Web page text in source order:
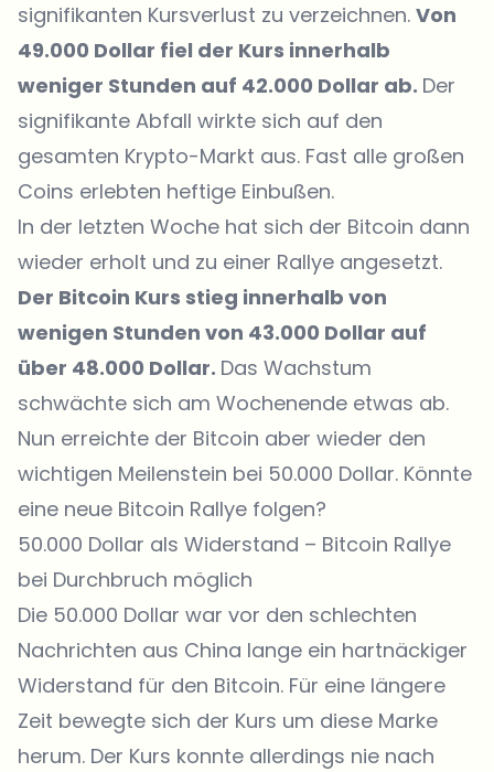
signifikanten Kursverlust zu verzeichnen. Von
49.000 Dollar fiel der Kurs innerhalb
weniger Stunden auf 42.000 Dollar ab. Der
signifikante Abfall wirkte sich auf den
gesamten Krypto-Markt aus. Fast alle großen
Coins erlebten heftige Einbußen.
In der letzten Woche hat sich der Bitcoin dann
wieder erholt und zu einer Rallye angesetzt.
Der Bitcoin Kurs stieg innerhalb von
wenigen Stunden von 43.000 Dollar auf
über 48.000 Dollar. Das Wachstum
schwächte sich am Wochenende etwas ab.
Nun erreichte der Bitcoin aber wieder den
wichtigen Meilenstein bei 50.000 Dollar. Könnte
eine neue Bitcoin Rallye folgen?
50.000 Dollar als Widerstand – Bitcoin Rallye
bei Durchbruch möglich
Die 50.000 Dollar war vor den schlechten
Nachrichten aus China lange ein hartnäckiger
Widerstand für den Bitcoin. Für eine längere
Zeit bewegte sich der Kurs um diese Marke
herum. Der Kurs konnte allerdings nie nach